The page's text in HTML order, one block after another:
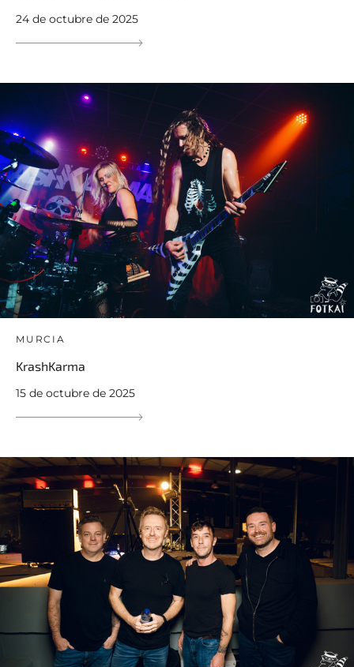
24 de octubre de 2025
MURCIA
KrashKarma
15 de octubre de 2025